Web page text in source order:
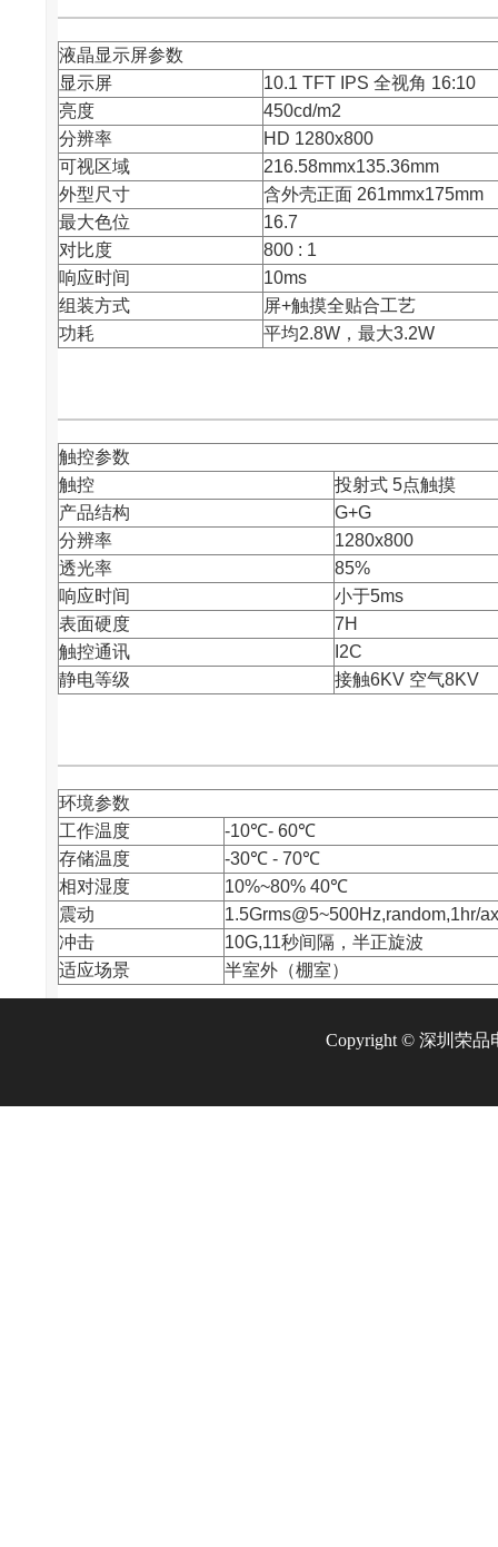
液晶显示屏参数
显示屏
10.1 TFT IPS 全视角 16:10
亮度
450cd/m2
分辨率
HD 1280x800
可视区域
216.58mmx135.36mm
外型尺寸
含外壳正面 261mmx175mm
最大色位
16.7
对比度
800 : 1
响应时间
10ms
组装方式
屏+触摸全贴合工艺
功耗
平均2.8W，最大3.2W
触控参数
触控
投射式 5点触摸
产品结构
G+G
分辨率
1280x800
透光率
85%
响应时间
小于5ms
表面硬度
7H
触控通讯
I2C
静电等级
接触6KV 空气8KV
环境参数
工作温度
-10℃- 60℃
存储温度
-30℃ - 70℃
相对湿度
10%~80% 40℃
震动
1.5Grms@5~500Hz,random,1hr/
冲击
10G,11秒间隔，半正旋波
适应场景
半室外（棚室）
Copyright © 深圳荣品